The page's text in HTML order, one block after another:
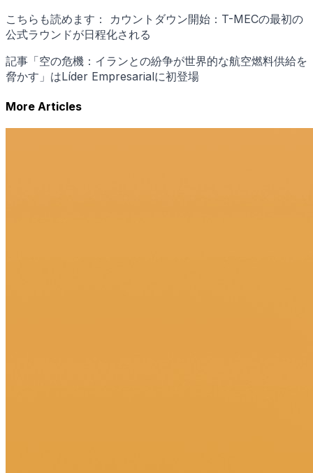
こちらも読めます： カウントダウン開始：T-MECの最初の
公式ラウンドが日程化される
記事「空の危機：イランとの紛争が世界的な航空燃料供給を
脅かす」はLíder Empresarialに初登場
More Articles